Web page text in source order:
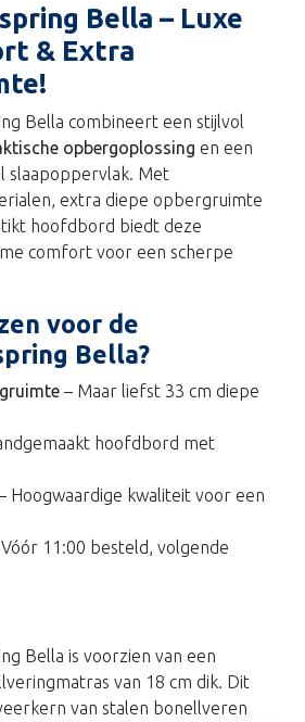
Bella – Luxe
& Extra
Bella combineert een stijlvol
opbergoplossing en een
slaapoppervlak. Met
extra diepe opbergruimte
hoofdbord biedt deze
comfort voor een scherpe
voor de
Bella?
– Maar liefst 33 cm diepe
hoofdbord met
Hoogwaardige kwaliteit voor een
11:00 besteld, volgende
Bella is voorzien van een
van 18 cm dik. Dit
van stalen bonellveren